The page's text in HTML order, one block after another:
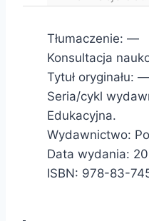
Tłumaczenie: —
Konsultacja
Tytuł oryginału: —
Seria/cykl
Edukacyjna.
Wydawnictwo:
Data wydania:
ISBN: 978-83-